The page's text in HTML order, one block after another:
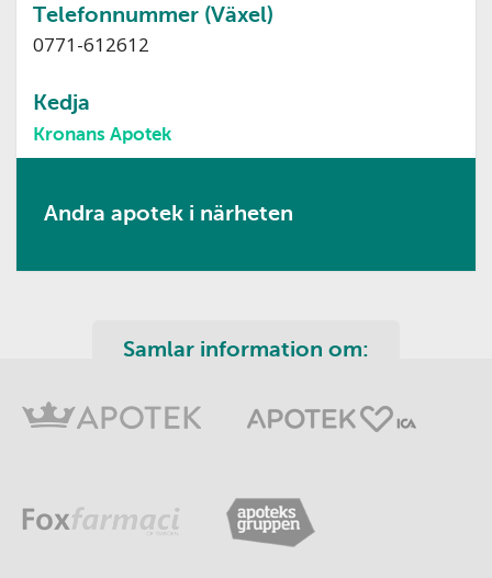
Telefonnummer (Växel)
0771-612612
Kedja
Kronans Apotek
Andra apotek i närheten
Samlar information om: